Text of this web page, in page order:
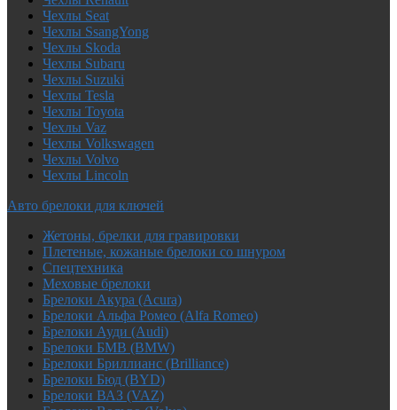
Чехлы Seat
Чехлы SsangYong
Чехлы Skoda
Чехлы Subaru
Чехлы Suzuki
Чехлы Tesla
Чехлы Toyota
Чехлы Vaz
Чехлы Volkswagen
Чехлы Volvo
Чехлы Lincoln
Авто брелоки для ключей
Жетоны, брелки для гравировки
Плетеные, кожаные брелоки со шнуром
Спецтехника
Меховые брелоки
Брелоки Акура (Acura)
Брелоки Альфа Ромео (Alfa Romeo)
Брелоки Ауди (Audi)
Брелоки БМВ (BMW)
Брелоки Бриллианс (Brilliance)
Брелоки Бюд (BYD)
Брелоки ВАЗ (VAZ)